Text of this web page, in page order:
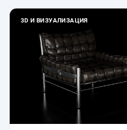
3D И ВИЗУАЛИЗАЦИЯ